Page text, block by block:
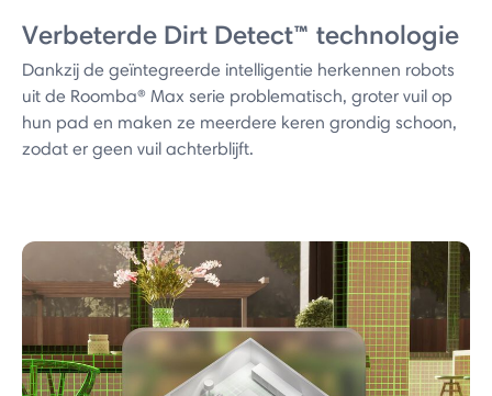
Verbeterde Dirt Detect™ technologie
Dankzij de geïntegreerde intelligentie herkennen robots
uit de Roomba® Max serie problematisch, groter vuil op
hun pad en maken ze meerdere keren grondig schoon,
zodat er geen vuil achterblijft.